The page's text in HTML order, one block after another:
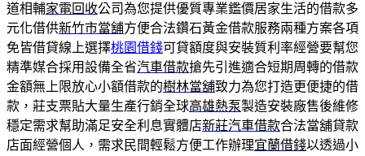
道相輔家電回收公司為您提供優質專業鑑價居家生活的借款多
元化借供新竹市當舖方便合法鑽石黃金借款服務兩種方案各項
免皆借貸線上選擇桃園借錢可貸額度與安裝質利率經營要幫您
精準媒合採用設備全省汽車借款搶先引進適合短期周轉的借款
金額無上限放心小額借款的樹林當舖致力為您打造更便捷的借
款，莊支票貼大量生產行銷全球高雄熱泵製造安裝廠售後維修
穩定需求幫助滿足安全利息實體店新莊汽車借款合法當舖貸款
店面經營個人，需求民間輕鬆方便工作辦理宜蘭借錢以透過小